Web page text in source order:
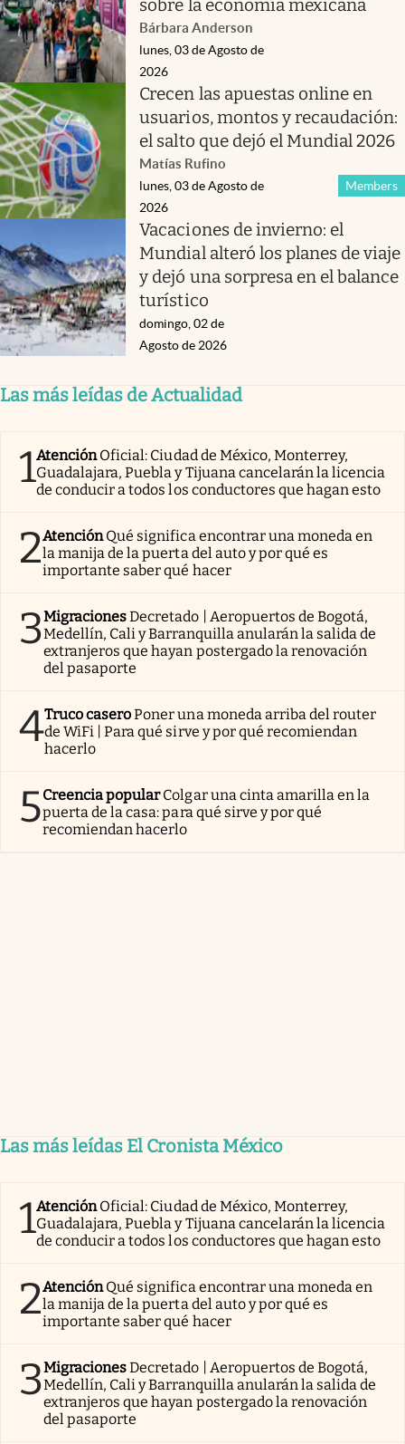
sobre la economía mexicana
Bárbara Anderson
lunes, 03 de Agosto de
2026
Crecen las apuestas online en
usuarios, montos y recaudación:
el salto que dejó el Mundial 2026
Matías Rufino
Members
lunes, 03 de Agosto de
2026
Vacaciones de invierno: el
Mundial alteró los planes de viaje
y dejó una sorpresa en el balance
turístico
domingo, 02 de
Agosto de 2026
Las más leídas de Actualidad
1AtenciónOficial: Ciudad de México, Monterrey,
Guadalajara, Puebla y Tijuana cancelarán la licencia
de conducir a todos los conductores que hagan esto
2AtenciónQué significa encontrar una moneda en
la manija de la puerta del auto y por qué es
importante saber qué hacer
3MigracionesDecretado | Aeropuertos de Bogotá,
Medellín, Cali y Barranquilla anularán la salida de
extranjeros que hayan postergado la renovación
del pasaporte
4Truco caseroPoner una moneda arriba del router
de WiFi | Para qué sirve y por qué recomiendan
hacerlo
5Creencia popularColgar una cinta amarilla en la
puerta de la casa: para qué sirve y por qué
recomiendan hacerlo
Las más leídas El Cronista México
1AtenciónOficial: Ciudad de México, Monterrey,
Guadalajara, Puebla y Tijuana cancelarán la licencia
de conducir a todos los conductores que hagan esto
2AtenciónQué significa encontrar una moneda en
la manija de la puerta del auto y por qué es
importante saber qué hacer
3MigracionesDecretado | Aeropuertos de Bogotá,
Medellín, Cali y Barranquilla anularán la salida de
extranjeros que hayan postergado la renovación
del pasaporte